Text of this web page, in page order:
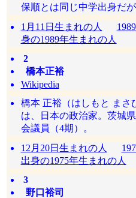
保順とは同じ中学出身だ
1月11日生まれの人
身の1989年生まれの人
2
橋本正裕
Wikipedia
橋本 正裕（はしもと まさ
は、日本の政治家。茨城
会議員（4期）。
12月20日生まれの人
出身の1975年生まれの人
3
野口裕司